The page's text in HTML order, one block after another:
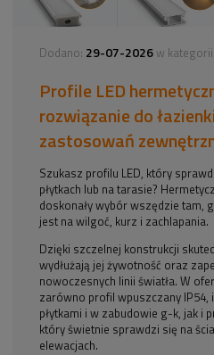
Dodano: 29-07-2026 w kategorii:
Profile LED
rozwiązanie do
zastosowań
Szukasz profilu LED, który
płytkach lub na tarasie?
doskonały wybór wszędzie tam,
jest na wilgoć, kurz i zachlapania.
Dzięki szczelnej konstrukcji
wydłużają jej żywotność oraz
nowoczesnych linii światła. W
zarówno profil wpuszczany IP54,
płytkami i w zabudowie g-k, jak i
który świetnie sprawdzi się na
elewacjach.